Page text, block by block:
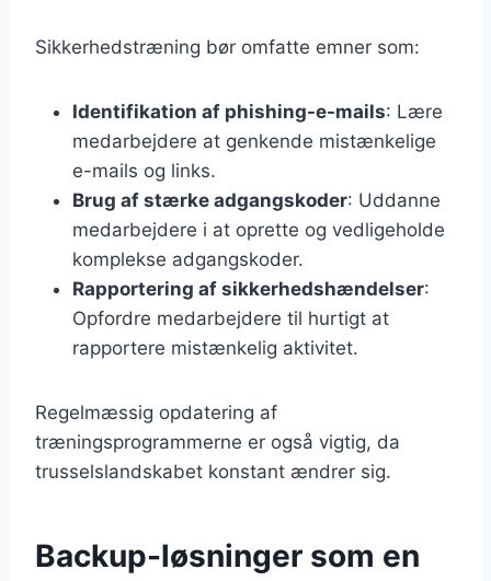
Sikkerhedstræning bør omfatte emner som:
Identifikation af phishing-e-mails: Lære
medarbejdere at genkende mistænkelige
e-mails og links.
Brug af stærke adgangskoder: Uddanne
medarbejdere i at oprette og vedligeholde
komplekse adgangskoder.
Rapportering af sikkerhedshændelser:
Opfordre medarbejdere til hurtigt at
rapportere mistænkelig aktivitet.
Regelmæssig opdatering af
træningsprogrammerne er også vigtig, da
trusselslandskabet konstant ændrer sig.
Backup-løsninger som en